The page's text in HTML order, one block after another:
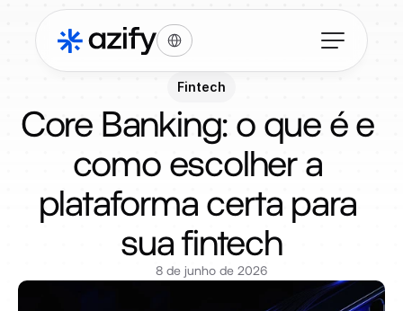
Select Language
Fintech
Core Banking: o que é e
como escolher a
plataforma certa para
sua fintech
8 de junho de 2026